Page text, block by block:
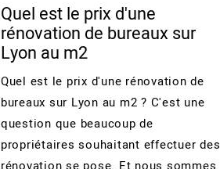
Quel est le prix d'une
rénovation de bureaux sur
Lyon au m2
Quel est le prix d'une rénovation de
bureaux sur Lyon au m2 ? C'est une
question que beaucoup de
propriétaires souhaitant effectuer des
rénovation se pose. Et nous sommes